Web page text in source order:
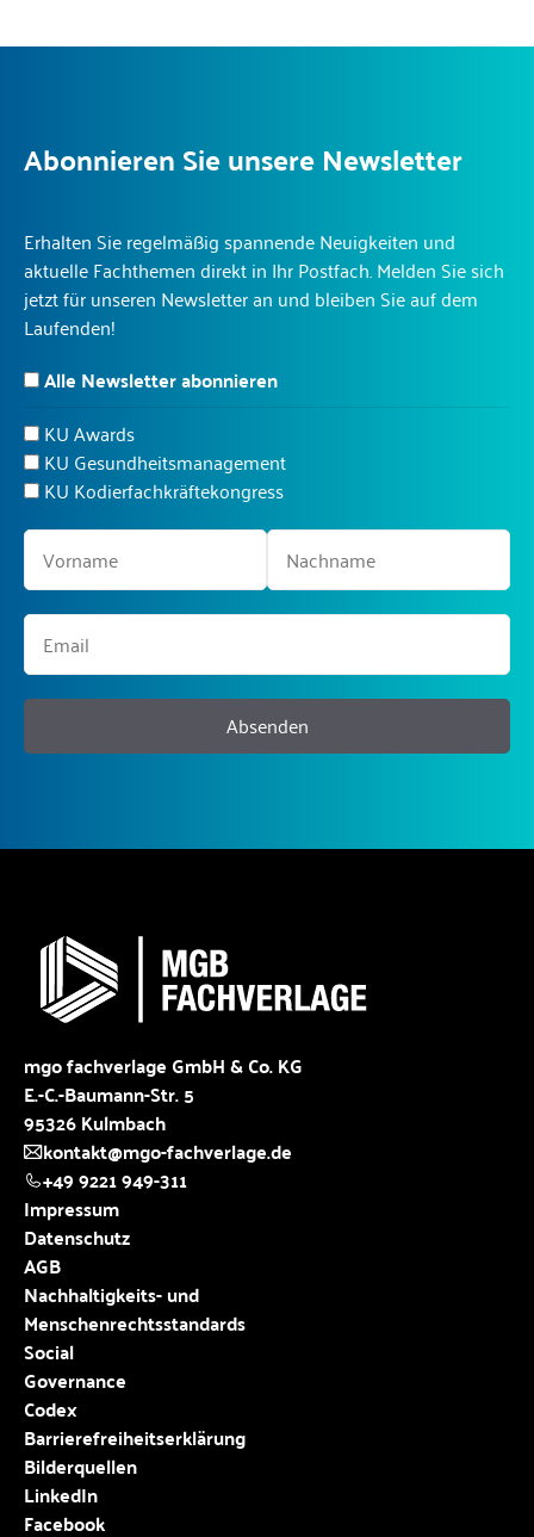
Abonnieren Sie unsere Newsletter
Erhalten Sie regelmäßig spannende Neuigkeiten und
aktuelle Fachthemen direkt in Ihr Postfach. Melden Sie sich
jetzt für unseren Newsletter an und bleiben Sie auf dem
Laufenden!
Alle Newsletter abonnieren
KU Awards
KU Gesundheitsmanagement
KU Kodierfachkräftekongress
Absenden
mgo fachverlage GmbH & Co. KG
E.-C.-Baumann-Str. 5
95326 Kulmbach
kontakt@mgo-fachverlage.de
+49 9221 949-311
Impressum
Datenschutz
AGB
Nachhaltigkeits- und
Menschenrechtsstandards
Social
Governance
Codex
Barrierefreiheitserklärung
Bilderquellen
LinkedIn
Facebook